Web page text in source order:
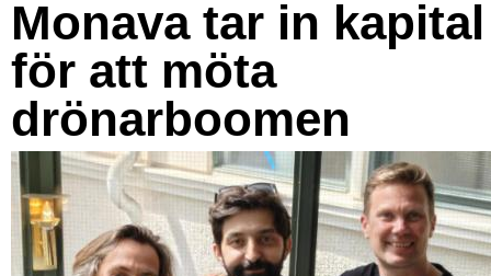
Monava tar in kapital
för att möta
drönarboomen